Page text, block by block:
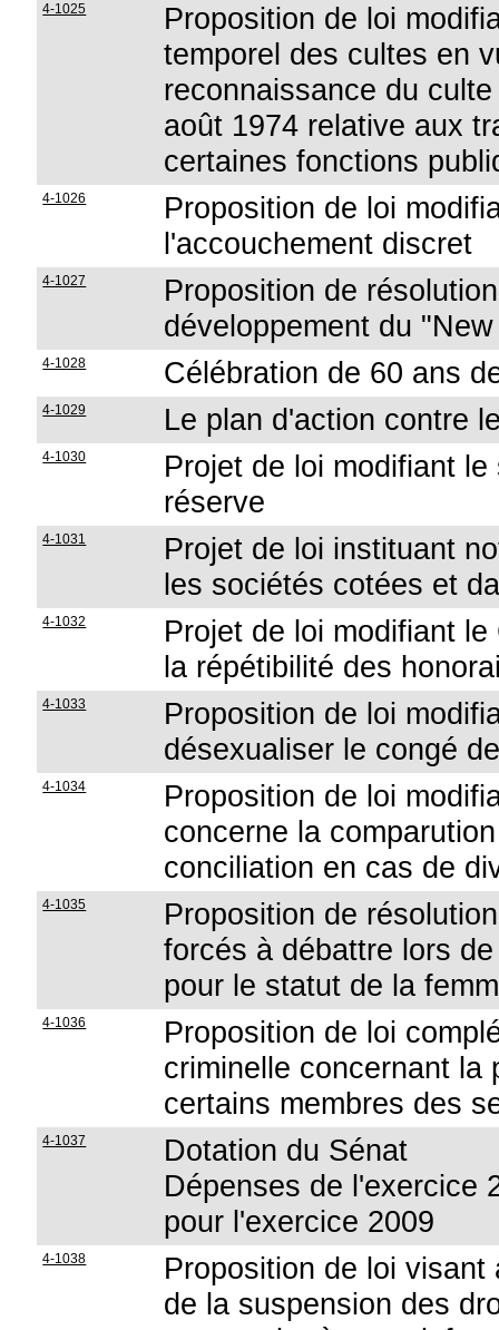
4-1025
Proposition de loi
temporel des cultes en
reconnaissance du
août 1974 relative aux
certaines fonctions
4-1026
Proposition de loi
l'accouchement discret
4-1027
Proposition de
développement du
4-1028 Célébration de 60 ans
4-1029 Le plan d'action contre
4-1030
Projet de loi modifiant
réserve
4-1031
Projet de loi instituant
les sociétés cotées et
4-1032
Projet de loi modifiant
la répétibilité des
4-1033
Proposition de loi
désexualiser le congé
4-1034
Proposition de loi
concerne la
conciliation en cas de
4-1035
Proposition de
forcés à débattre lors
pour le statut de la
4-1036
Proposition de loi
criminelle concernant la
certains membres des
4-1037
Dotation du Sénat
Dépenses de l'exercice
pour l'exercice 2009
4-1038
Proposition de loi
de la suspension des